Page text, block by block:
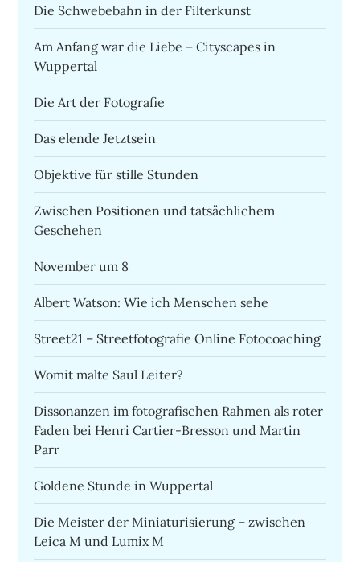
Die Schwebebahn in der Filterkunst
Am Anfang war die Liebe – Cityscapes in
Wuppertal
Die Art der Fotografie
Das elende Jetztsein
Objektive für stille Stunden
Zwischen Positionen und tatsächlichem
Geschehen
November um 8
Albert Watson: Wie ich Menschen sehe
Street21 – Streetfotografie Online Fotocoaching
Womit malte Saul Leiter?
Dissonanzen im fotografischen Rahmen als roter
Faden bei Henri Cartier-Bresson und Martin
Parr
Goldene Stunde in Wuppertal
Die Meister der Miniaturisierung – zwischen
Leica M und Lumix M